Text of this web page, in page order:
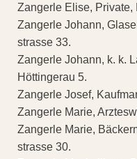
Zangerle Elise, Private,
Zangerle Johann,
strasse 33.
Zangerle Johann, k. k.
Höttingerau 5.
Zangerle Josef,
Zangerle Marie,
Zangerle Marie,
strasse 30.